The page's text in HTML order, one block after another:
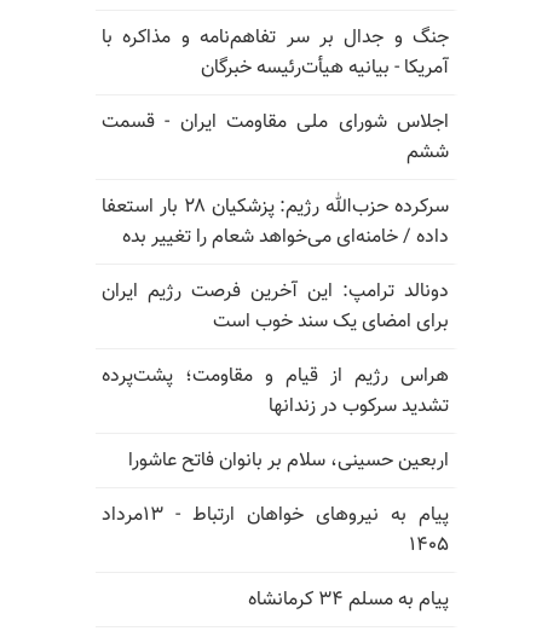
جنگ و جدال بر سر تفاهم‌نامه و مذاکره با
آمریکا - بیانیه هیأت‌رئیسه خبرگان
اجلاس شورای ملی مقاومت ایران - قسمت
ششم
سرکرده حزب‌الله رژیم: پزشکیان ۲۸ بار استعفا
داده / خامنه‌ای می‌خواهد شعام را تغییر بده
دونالد ترامپ: این آخرین فرصت رژیم ایران
برای امضای یک سند خوب است
هراس رژیم از قیام و مقاومت؛ پشت‌پرده
تشدید سرکوب در زندانها
اربعین حسینی، سلام بر بانوان فاتح عاشورا
پیام به نیروهای خواهان ارتباط - ۱۳مرداد
۱۴۰۵
پیام به مسلم ۳۴ کرمانشاه